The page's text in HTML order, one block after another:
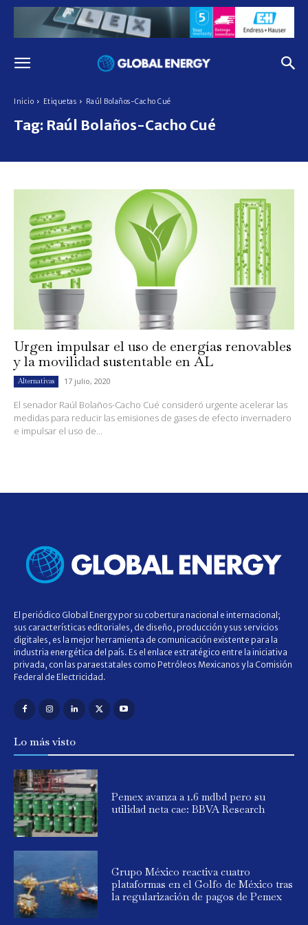
Inicio Etiquetas Raúl Bolaños-Cacho Cué
Tag: Raúl Bolaños-Cacho Cué
Urgen impulsar el uso de energías renovables
y la movilidad sustentable en AL
Alternativas 17 julio, 2020
El senador Raúl Bolaños-Cacho Cué consideró urgente acelerar las
medidas para reducir las emisiones de gases de efecto invernadero
e impulsar el uso de...
El periódico Global Energy por su cobertura nacional e internacional;
sus características editoriales, de diseño, producción y sus servicios
digitales, es la mejor herramienta de comunicación existente para la
industria energética del país. Es el enlace estratégico entre la iniciativa
privada, con las paraestatales como Petróleos Mexicanos y la Comisión
Federal de Electricidad.
Lo más visto
Pemex avanza a 1.6 mdbd pero su
utilidad neta cae: BBVA Research
Grupo México reactiva cuatro
plataformas en el Golfo de México tras
la regularización de pagos de Pemex